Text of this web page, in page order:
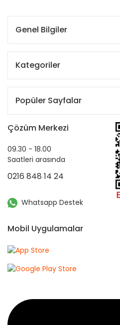
Genel Bilgiler
Kategoriler
Popüler Sayfalar
Çözüm Merkezi
09.30 - 18.00
Saatleri arasında
0216 848 14 24
Whatsapp Destek
Mobil Uygulamalar